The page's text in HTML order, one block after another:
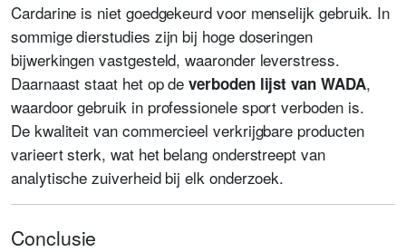
Cardarine is niet goedgekeurd voor menselijk gebruik. In
sommige dierstudies zijn bij hoge doseringen
bijwerkingen vastgesteld, waaronder leverstress.
Daarnaast staat het op deverboden lijst van WADA,
waardoor gebruik in professionele sport verboden is.
De kwaliteit van commercieel verkrijgbare producten
varieert sterk, wat het belang onderstreept van
analytische zuiverheid bij elk onderzoek.
Conclusie